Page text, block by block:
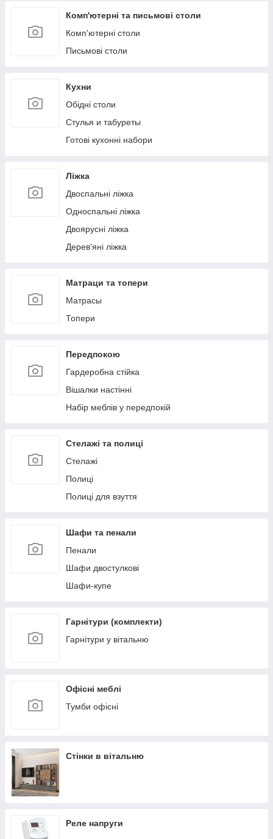
Комп'ютерні та письмові столи
Комп'ютерні столи
Письмові столи
Кухни
Обідні столи
Стулья и табуреты
Готові кухонні набори
Ліжка
Двоспальні ліжка
Односпальні ліжка
Двоярусні ліжка
Дерев'яні ліжка
Матраци та топери
Матрасы
Топери
Передпокою
Гардеробна стійка
Вішалки настінні
Набір меблів у передпокій
Стелажі та полиці
Стелажі
Полиці
Полиці для взуття
Шафи та пенали
Пенали
Шафи двостулкові
Шафи-купе
Гарнітури (комплекти)
Гарнітури у вітальню
Офісні меблі
Тумби офісні
Стінки в вітальню
Реле напруги